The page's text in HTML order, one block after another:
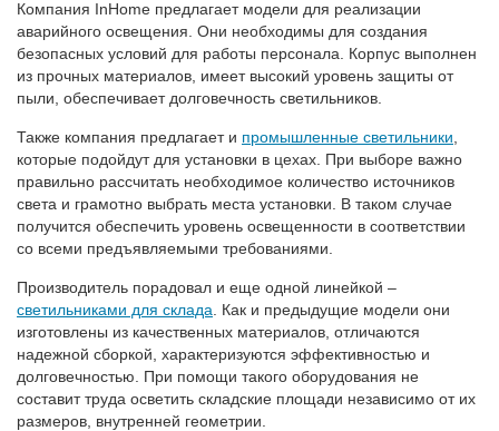
Компания InHome предлагает модели для реализации
аварийного освещения. Они необходимы для создания
безопасных условий для работы персонала. Корпус выполнен
из прочных материалов, имеет высокий уровень защиты от
пыли, обеспечивает долговечность светильников.
Также компания предлагает и промышленные светильники
которые подойдут для установки в цехах. При выборе важно
правильно рассчитать необходимое количество источников
света и грамотно выбрать места установки. В таком случае
получится обеспечить уровень освещенности в соответствии
со всеми предъявляемыми требованиями.
Производитель порадовал и еще одной линейкой –
светильниками для склада . Как и предыдущие модели они
изготовлены из качественных материалов, отличаются
надежной сборкой, характеризуются эффективностью и
долговечностью. При помощи такого оборудования не
составит труда осветить складские площади независимо от их
размеров, внутренней геометрии.